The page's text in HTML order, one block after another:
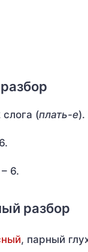
слога (плать-е).
6.
разбор
, парный